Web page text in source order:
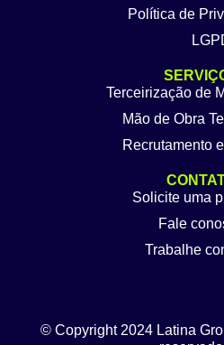
Política de
Terceirização de
Mão de Obra
Recrutamento
Solicite uma
Fale
Trabalhe
© Copyright 2024 Latina